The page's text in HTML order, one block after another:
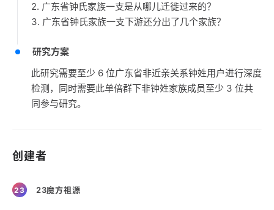
2. 广东省钟氏家族一支是从哪儿迁徙过来的？
3. 广东省钟氏家族一支下游还分出了几个家族？
研究方案
此研究需要至少 6 位广东省非近亲关系钟姓用户进行深度
检测，同时需要此单倍群下非钟姓家族成员至少 3 位共
同参与研究。
创建者
23 23魔方祖源